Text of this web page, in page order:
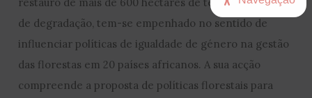
de degradação, tem-se empenhado no sentido de
influenciar políticas de igualdade de género na gestão
das florestas em 20 países africanos. A sua acção
compreende a proposta de políticas florestais para